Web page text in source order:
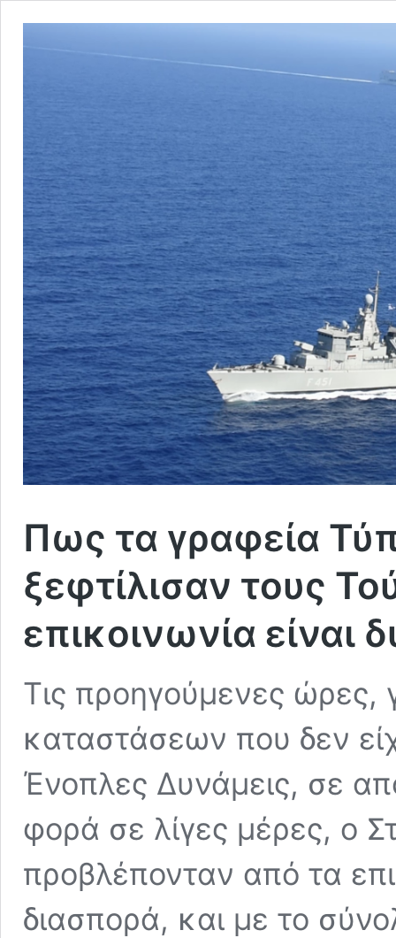
Πως τα γραφεία
ξεφτίλισαν τους
επικοινωνία είναι
Τις προηγούμενες ώρες,
καταστάσεων που δεν
Ένοπλες Δυνάμεις, σε
φορά σε λίγες μέρες, ο
προβλέπονταν από τα
διασπορά, και με το